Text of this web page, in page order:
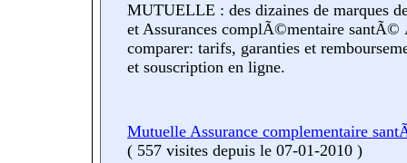
MUTUELLE : des dizaines de marques
et Assurances complÃ©mentaire
comparer: tarifs, garanties et
et souscription en ligne.
Mutuelle Assurance complementaire
( 557 visites depuis le 07-01-2010 )